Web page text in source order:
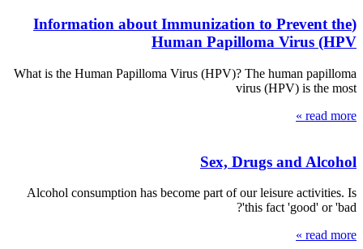
(Information about Immunization to Prevent the
Human Papilloma Virus (HPV
What is the Human Papilloma Virus (HPV)? The human papilloma
virus (HPV) is the most
read more »
Sex, Drugs and Alcohol
Alcohol consumption has become part of our leisure activities. Is
this fact 'good' or 'bad'?
read more »